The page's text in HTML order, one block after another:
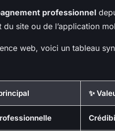
professionnel
site ou de l’application
web, voici un tableau
✨